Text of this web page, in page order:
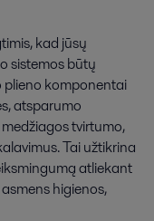
kad jūsų
sistemos būtų
plieno komponentai
atsparumo
tvirtumo,
Tai užtikrina
atliekant
higienos,